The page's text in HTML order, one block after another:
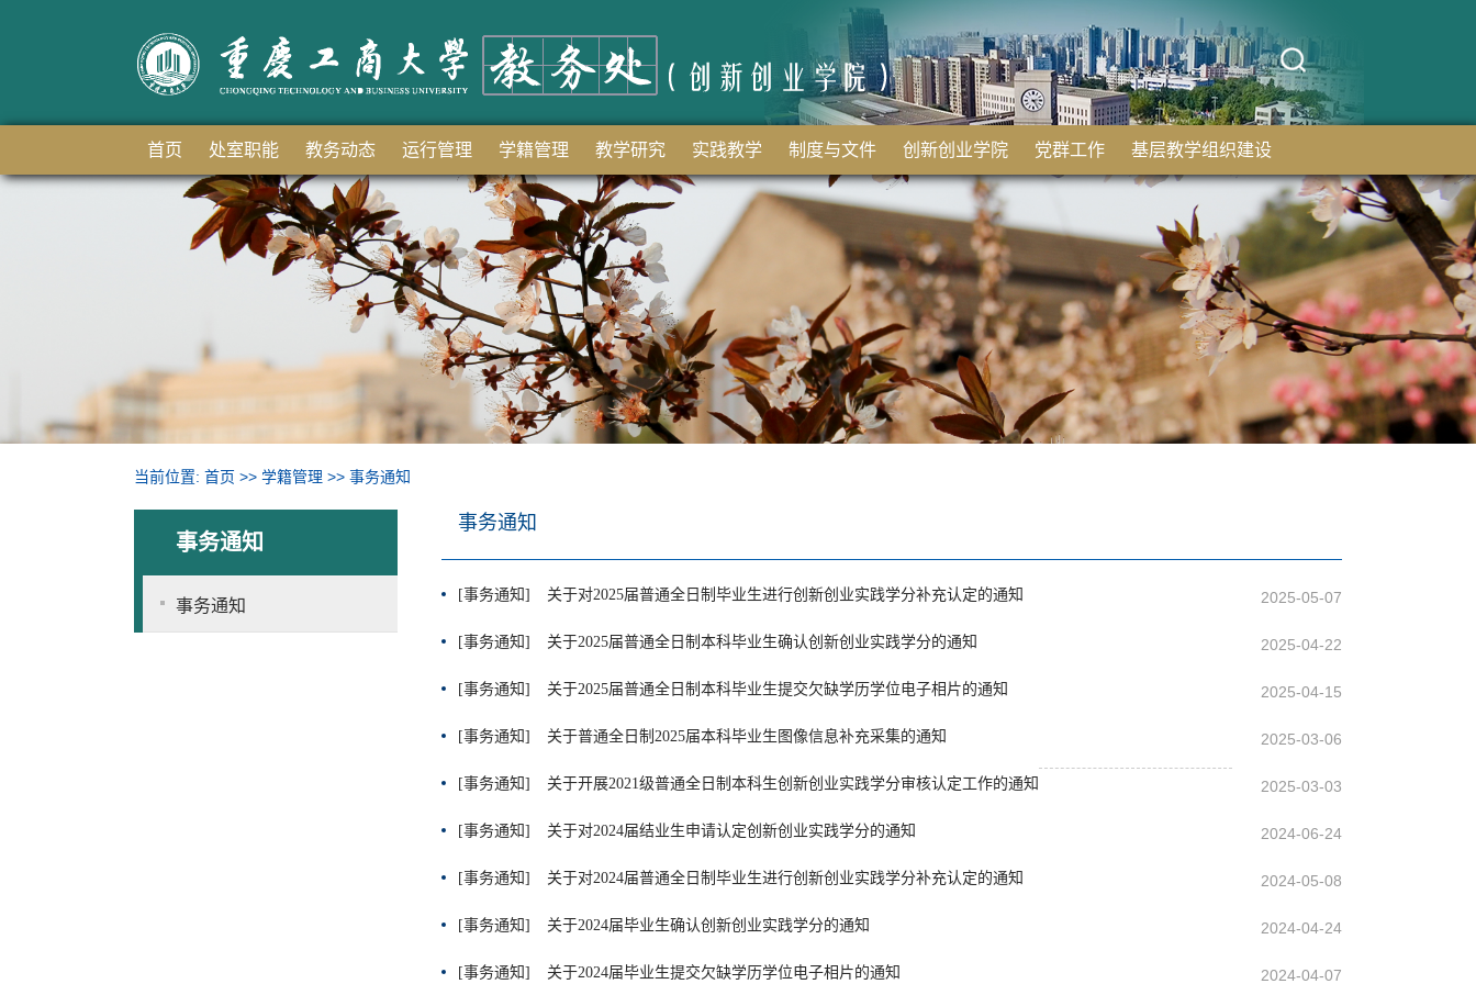
首页 处室职能 教务动态 运行管理 学籍管理 教学研究 实践教学 制度与文件 创新创业学院 党群工作 基层教学组织建设
当前位置: 首页 >> 学籍管理 >> 事务通知
事务通知
事务通知
事务通知
[事务通知] 关于对2025届普通全日制毕业生进行创新创业实践学分补充认定的通知 2025-05-07
[事务通知] 关于2025届普通全日制本科毕业生确认创新创业实践学分的通知 2025-04-22
[事务通知] 关于2025届普通全日制本科毕业生提交欠缺学历学位电子相片的通知 2025-04-15
[事务通知] 关于普通全日制2025届本科毕业生图像信息补充采集的通知 2025-03-06
[事务通知] 关于开展2021级普通全日制本科生创新创业实践学分审核认定工作的通知 2025-03-03
[事务通知] 关于对2024届结业生申请认定创新创业实践学分的通知 2024-06-24
[事务通知] 关于对2024届普通全日制毕业生进行创新创业实践学分补充认定的通知 2024-05-08
[事务通知] 关于2024届毕业生确认创新创业实践学分的通知 2024-04-24
[事务通知] 关于2024届毕业生提交欠缺学历学位电子相片的通知 2024-04-07